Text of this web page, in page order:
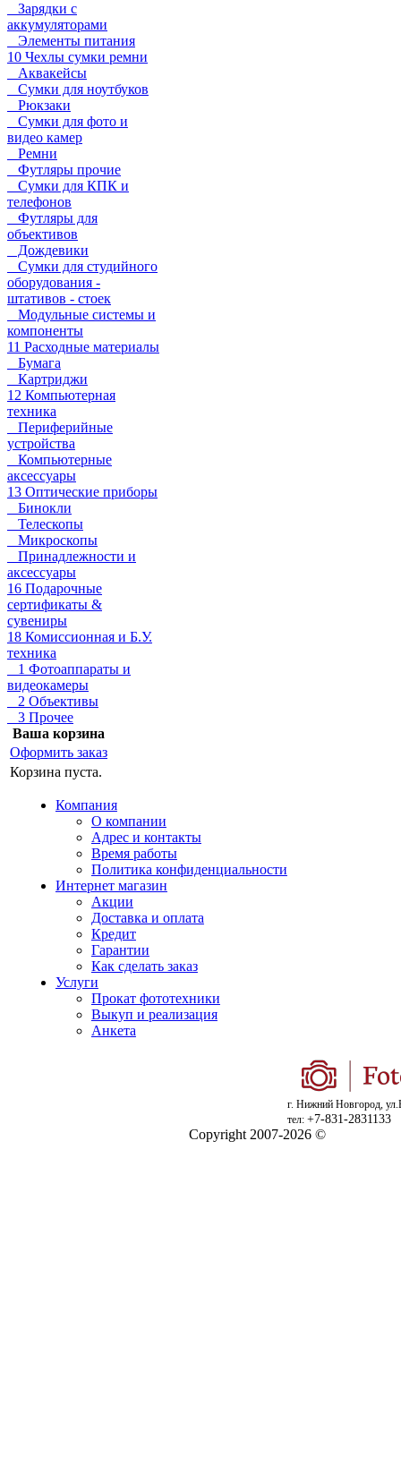
Зарядки с
аккумуляторами
Элементы питания
10 Чехлы сумки ремни
Аквакейсы
Сумки для ноутбуков
Рюкзаки
Сумки для фото и
видео камер
Ремни
Футляры прочие
Сумки для КПК и
телефонов
Футляры для
объективов
Дождевики
Сумки для студийного
оборудования -
штативов - стоек
Модульные системы и
компоненты
11 Расходные материалы
Бумага
Картриджи
12 Компьютерная
техника
Периферийные
устройства
Компьютерные
аксессуары
13 Оптические приборы
Бинокли
Телескопы
Микроскопы
Принадлежности и
аксессуары
16 Подарочные
сертификаты &
сувениры
18 Комиссионная и Б.У.
техника
1 Фотоаппараты и
видеокамеры
2 Объективы
3 Прочее
Ваша корзина
Оформить заказ
Корзина пуста.
Компания
О компании
Адрес и контакты
Время работы
Политика конфиденциальности
Интернет магазин
Акции
Доставка и оплата
Кредит
Гарантии
Как сделать заказ
Услуги
Прокат фототехники
Выкуп и реализация
Анкета
г. Нижний Новгород,
тел: +7-831-2831133
Copyright 2007-2026 ©